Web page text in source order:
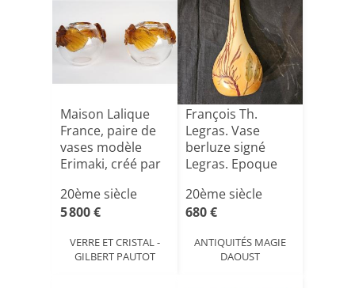
Maison Lalique
France, paire de
vases modèle
Erimaki, créé par
20ème siècle
5 800 €
VERRE ET CRISTAL -
GILBERT PAUTOT
François Th.
Legras. Vase
berluze signé
Legras. Epoque
20ème siècle
680 €
ANTIQUITÉS MAGIE
DAOUST